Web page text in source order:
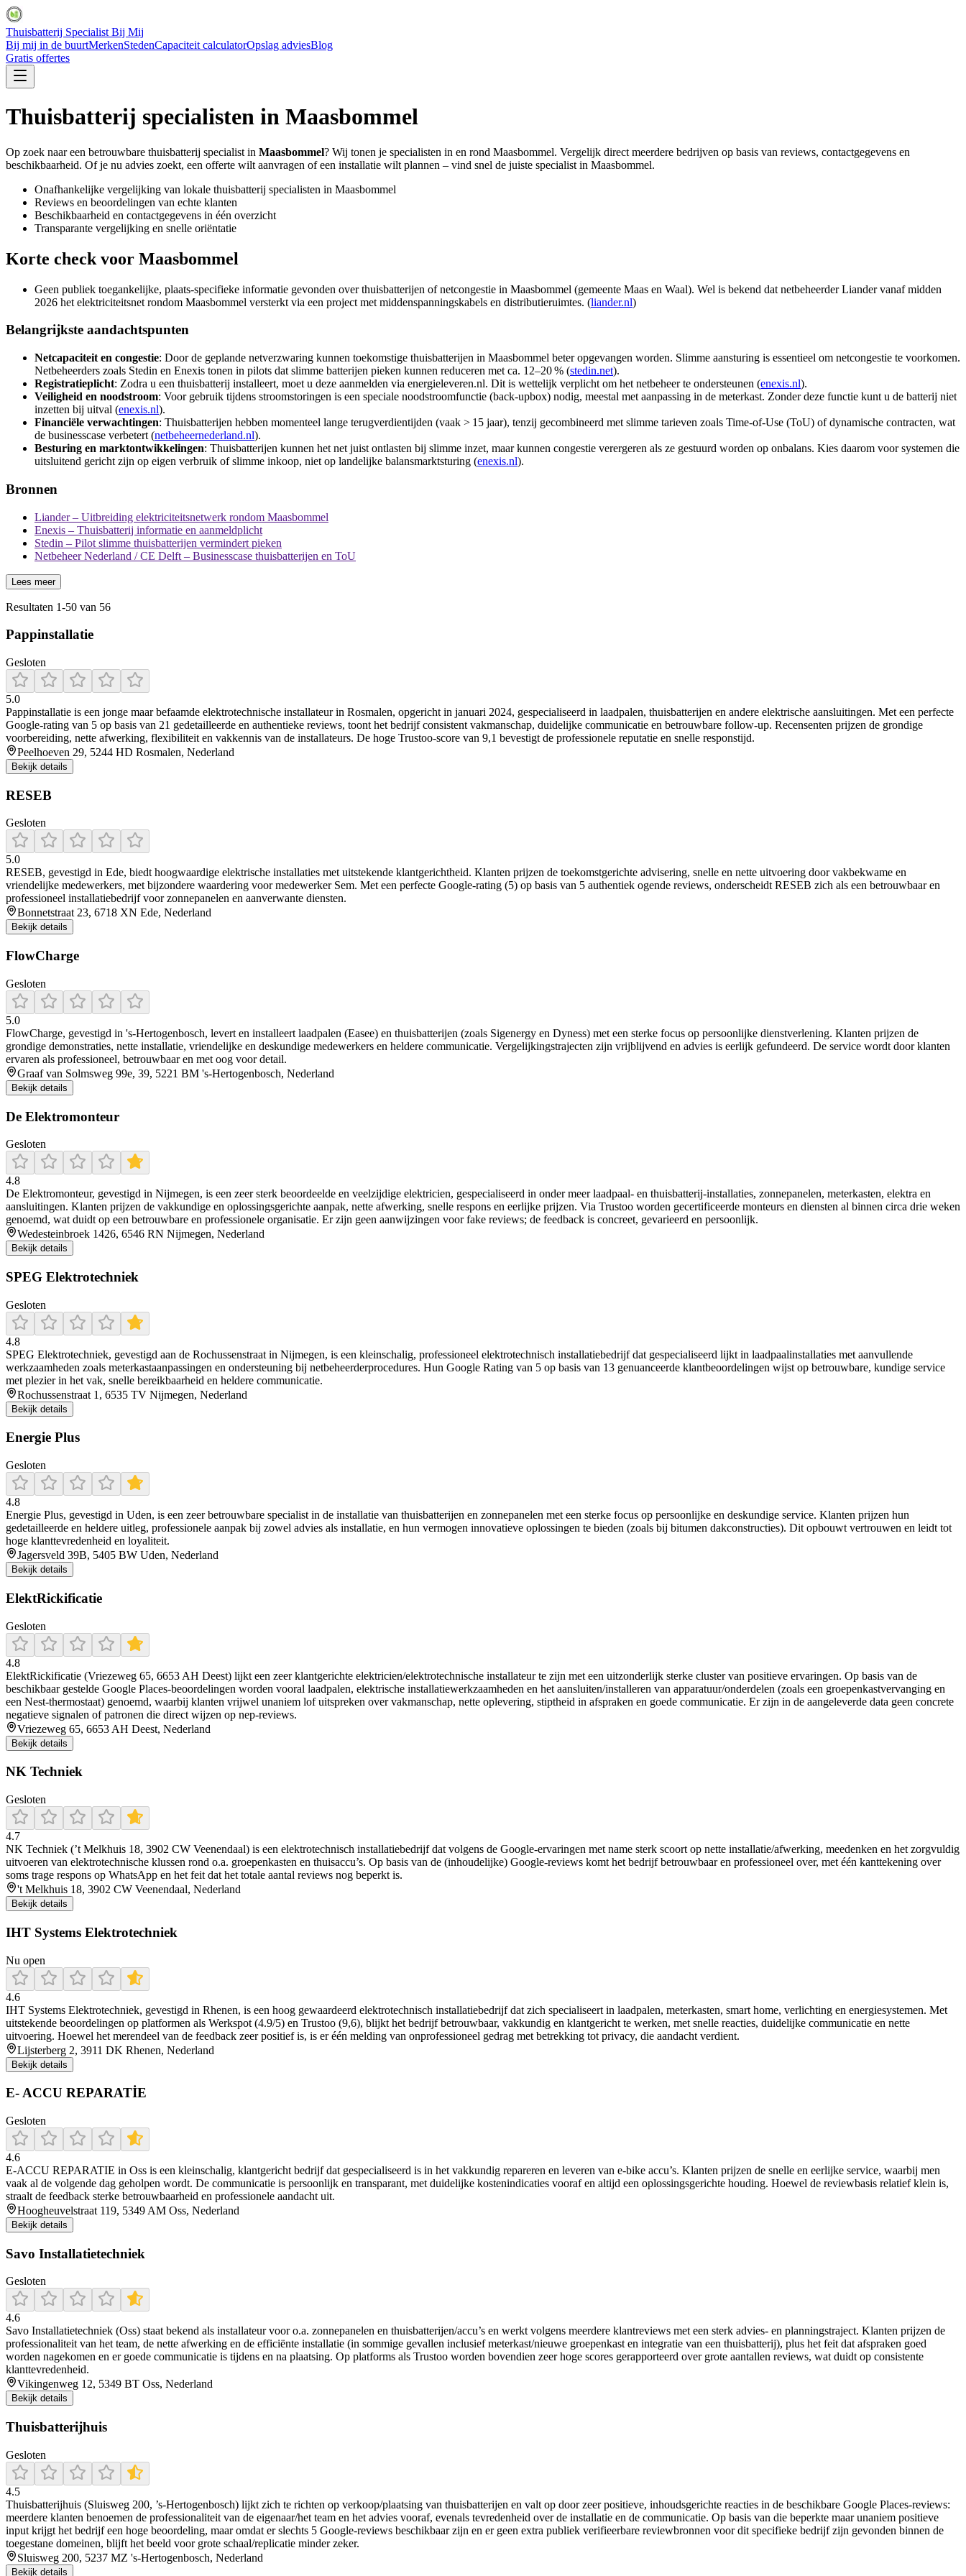
Thuisbatterij Specialist Bij Mij
Bij mij in de buurtMerkenStedenCapaciteit calculatorOpslag adviesBlog
Gratis offertes
Thuisbatterij specialisten in Maasbommel
Op zoek naar een betrouwbare thuisbatterij specialist in Maasbommel? Wij tonen je specialisten in en rond Maasbommel. Vergelijk direct meerdere bedrijven op basis van reviews, contactgegevens en
beschikbaarheid. Of je nu advies zoekt, een offerte wilt aanvragen of een installatie wilt plannen – vind snel de juiste specialist in Maasbommel.
Onafhankelijke vergelijking van lokale thuisbatterij specialisten in Maasbommel
Reviews en beoordelingen van echte klanten
Beschikbaarheid en contactgegevens in één overzicht
Transparante vergelijking en snelle oriëntatie
Korte check voor Maasbommel
Geen publiek toegankelijke, plaats-specifieke informatie gevonden over thuisbatterijen of netcongestie in Maasbommel (gemeente Maas en Waal). Wel is bekend dat netbeheerder Liander vanaf midden
2026 het elektriciteitsnet rondom Maasbommel versterkt via een project met middenspanningskabels en distributieruimtes. (liander.nl)
Belangrijkste aandachtspunten
Netcapaciteit en congestie: Door de geplande netverzwaring kunnen toekomstige thuisbatterijen in Maasbommel beter opgevangen worden. Slimme aansturing is essentieel om netcongestie te voorkomen.
Netbeheerders zoals Stedin en Enexis tonen in pilots dat slimme batterijen pieken kunnen reduceren met ca. 12–20 % (stedin.net).
Registratieplicht: Zodra u een thuisbatterij installeert, moet u deze aanmelden via energieleveren.nl. Dit is wettelijk verplicht om het netbeheer te ondersteunen (enexis.nl).
Veiligheid en noodstroom: Voor gebruik tijdens stroomstoringen is een speciale noodstroomfunctie (back‑upbox) nodig, meestal met aanpassing in de meterkast. Zonder deze functie kunt u de batterij niet
inzetten bij uitval (enexis.nl).
Financiële verwachtingen: Thuisbatterijen hebben momenteel lange terugverdientijden (vaak > 15 jaar), tenzij gecombineerd met slimme tarieven zoals Time‑of‑Use (ToU) of dynamische contracten, wat
de businesscase verbetert (netbeheernederland.nl).
Besturing en marktontwikkelingen: Thuisbatterijen kunnen het net juist ontlasten bij slimme inzet, maar kunnen congestie verergeren als ze gestuurd worden op onbalans. Kies daarom voor systemen die
uitsluitend gericht zijn op eigen verbruik of slimme inkoop, niet op landelijke balansmarktsturing (enexis.nl).
Bronnen
Liander – Uitbreiding elektriciteitsnetwerk rondom Maasbommel
Enexis – Thuisbatterij informatie en aanmeldplicht
Stedin – Pilot slimme thuisbatterijen vermindert pieken
Netbeheer Nederland / CE Delft – Businesscase thuisbatterijen en ToU
Lees meer
Resultaten 1-50 van 56
Pappinstallatie
Gesloten
5.0
Pappinstallatie is een jonge maar befaamde elektrotechnische installateur in Rosmalen, opgericht in januari 2024, gespecialiseerd in laadpalen, thuisbatterijen en andere elektrische aansluitingen. Met een perfecte
Google-rating van 5 op basis van 21 gedetailleerde en authentieke reviews, toont het bedrijf consistent vakmanschap, duidelijke communicatie en betrouwbare follow-up. Recensenten prijzen de grondige
voorbereiding, nette afwerking, flexibiliteit en vakkennis van de installateurs. De hoge Trustoo-score van 9,1 bevestigt de professionele reputatie en snelle responstijd.
Peelhoeven 29, 5244 HD Rosmalen, Nederland
Bekijk details
RESEB
Gesloten
5.0
RESEB, gevestigd in Ede, biedt hoogwaardige elektrische installaties met uitstekende klantgerichtheid. Klanten prijzen de toekomstgerichte advisering, snelle en nette uitvoering door vakbekwame en
vriendelijke medewerkers, met bijzondere waardering voor medewerker Sem. Met een perfecte Google-rating (5) op basis van 5 authentiek ogende reviews, onderscheidt RESEB zich als een betrouwbaar en
professioneel installatiebedrijf voor zonnepanelen en aanverwante diensten.
Bonnetstraat 23, 6718 XN Ede, Nederland
Bekijk details
FlowCharge
Gesloten
5.0
FlowCharge, gevestigd in 's‑Hertogenbosch, levert en installeert laadpalen (Easee) en thuisbatterijen (zoals Sigenergy en Dyness) met een sterke focus op persoonlijke dienstverlening. Klanten prijzen de
grondige demonstraties, nette installatie, vriendelijke en deskundige medewerkers en heldere communicatie. Vergelijkingstrajecten zijn vrijblijvend en advies is eerlijk gefundeerd. De service wordt door klanten
ervaren als professioneel, betrouwbaar en met oog voor detail.
Graaf van Solmsweg 99e, 39, 5221 BM 's-Hertogenbosch, Nederland
Bekijk details
De Elektromonteur
Gesloten
4.8
De Elektromonteur, gevestigd in Nijmegen, is een zeer sterk beoordeelde en veelzijdige elektricien, gespecialiseerd in onder meer laadpaal- en thuisbatterij-installaties, zonnepanelen, meterkasten, elektra en
aansluitingen. Klanten prijzen de vakkundige en oplossingsgerichte aanpak, nette afwerking, snelle respons en eerlijke prijzen. Via Trustoo worden gecertificeerde monteurs en diensten al binnen circa drie weken
genoemd, wat duidt op een betrouwbare en professionele organisatie. Er zijn geen aanwijzingen voor fake reviews; de feedback is concreet, gevarieerd en persoonlijk.
Wedesteinbroek 1426, 6546 RN Nijmegen, Nederland
Bekijk details
SPEG Elektrotechniek
Gesloten
4.8
SPEG Elektrotechniek, gevestigd aan de Rochussenstraat in Nijmegen, is een kleinschalig, professioneel elektrotechnisch installatiebedrijf dat gespecialiseerd lijkt in laadpaalinstallaties met aanvullende
werkzaamheden zoals meterkastaanpassingen en ondersteuning bij netbeheerderprocedures. Hun Google Rating van 5 op basis van 13 genuanceerde klantbeoordelingen wijst op betrouwbare, kundige service
met plezier in het vak, snelle bereikbaarheid en heldere communicatie.
Rochussenstraat 1, 6535 TV Nijmegen, Nederland
Bekijk details
Energie Plus
Gesloten
4.8
Energie Plus, gevestigd in Uden, is een zeer betrouwbare specialist in de installatie van thuisbatterijen en zonnepanelen met een sterke focus op persoonlijke en deskundige service. Klanten prijzen hun
gedetailleerde en heldere uitleg, professionele aanpak bij zowel advies als installatie, en hun vermogen innovatieve oplossingen te bieden (zoals bij bitumen dakconstructies). Dit opbouwt vertrouwen en leidt tot
hoge klanttevredenheid en loyaliteit.
Jagersveld 39B, 5405 BW Uden, Nederland
Bekijk details
ElektRickificatie
Gesloten
4.8
ElektRickificatie (Vriezeweg 65, 6653 AH Deest) lijkt een zeer klantgerichte elektricien/elektrotechnische installateur te zijn met een uitzonderlijk sterke cluster van positieve ervaringen. Op basis van de
beschikbaar gestelde Google Places-beoordelingen worden vooral laadpalen, elektrische installatiewerkzaamheden en het aansluiten/installeren van apparatuur/onderdelen (zoals een groepenkastvervanging en
een Nest-thermostaat) genoemd, waarbij klanten vrijwel unaniem lof uitspreken over vakmanschap, nette oplevering, stiptheid in afspraken en goede communicatie. Er zijn in de aangeleverde data geen concrete
negatieve signalen of patronen die direct wijzen op nep-reviews.
Vriezeweg 65, 6653 AH Deest, Nederland
Bekijk details
NK Techniek
Gesloten
4.7
NK Techniek (’t Melkhuis 18, 3902 CW Veenendaal) is een elektrotechnisch installatiebedrijf dat volgens de Google-ervaringen met name sterk scoort op nette installatie/afwerking, meedenken en het zorgvuldig
uitvoeren van elektrotechnische klussen rond o.a. groepenkasten en thuisaccu’s. Op basis van de (inhoudelijke) Google-reviews komt het bedrijf betrouwbaar en professioneel over, met één kanttekening over
soms trage respons op WhatsApp en het feit dat het totale aantal reviews nog beperkt is.
't Melkhuis 18, 3902 CW Veenendaal, Nederland
Bekijk details
IHT Systems Elektrotechniek
Nu open
4.6
IHT Systems Elektrotechniek, gevestigd in Rhenen, is een hoog gewaardeerd elektrotechnisch installatiebedrijf dat zich specialiseert in laadpalen, meterkasten, smart home, verlichting en energiesystemen. Met
uitstekende beoordelingen op platformen als Werkspot (4.9/5) en Trustoo (9,6), blijkt het bedrijf betrouwbaar, vakkundig en klantgericht te werken, met snelle reacties, duidelijke communicatie en nette
uitvoering. Hoewel het merendeel van de feedback zeer positief is, is er één melding van onprofessioneel gedrag met betrekking tot privacy, die aandacht verdient.
Lijsterberg 2, 3911 DK Rhenen, Nederland
Bekijk details
E- ACCU REPARATİE
Gesloten
4.6
E‑ACCU REPARATIE in Oss is een kleinschalig, klantgericht bedrijf dat gespecialiseerd is in het vakkundig repareren en leveren van e‑bike accu’s. Klanten prijzen de snelle en eerlijke service, waarbij men
vaak al de volgende dag geholpen wordt. De communicatie is persoonlijk en transparant, met duidelijke kostenindicaties vooraf en altijd een oplossingsgerichte houding. Hoewel de reviewbasis relatief klein is,
straalt de feedback sterke betrouwbaarheid en professionele aandacht uit.
Hoogheuvelstraat 119, 5349 AM Oss, Nederland
Bekijk details
Savo Installatietechniek
Gesloten
4.6
Savo Installatietechniek (Oss) staat bekend als installateur voor o.a. zonnepanelen en thuisbatterijen/accu’s en werkt volgens meerdere klantreviews met een sterk advies- en planningstraject. Klanten prijzen de
professionaliteit van het team, de nette afwerking en de efficiënte installatie (in sommige gevallen inclusief meterkast/nieuwe groepenkast en integratie van een thuisbatterij), plus het feit dat afspraken goed
worden nagekomen en er goede communicatie is tijdens en na plaatsing. Op platforms als Trustoo worden bovendien zeer hoge scores gerapporteerd over grote aantallen reviews, wat duidt op consistente
klanttevredenheid.
Vikingenweg 12, 5349 BT Oss, Nederland
Bekijk details
Thuisbatterijhuis
Gesloten
4.5
Thuisbatterijhuis (Sluisweg 200, ’s-Hertogenbosch) lijkt zich te richten op verkoop/plaatsing van thuisbatterijen en valt op door zeer positieve, inhoudsgerichte reacties in de beschikbare Google Places-reviews:
meerdere klanten benoemen de professionaliteit van de eigenaar/het team en het advies vooraf, evenals tevredenheid over de installatie en de communicatie. Op basis van die beperkte maar unaniem positieve
input krijgt het bedrijf een hoge beoordeling, maar omdat er slechts 5 Google-reviews beschikbaar zijn en er geen extra publiek verifieerbare reviewbronnen voor dit specifieke bedrijf zijn gevonden binnen de
toegestane domeinen, blijft het beeld voor grote schaal/replicatie minder zeker.
Sluisweg 200, 5237 MZ 's-Hertogenbosch, Nederland
Bekijk details